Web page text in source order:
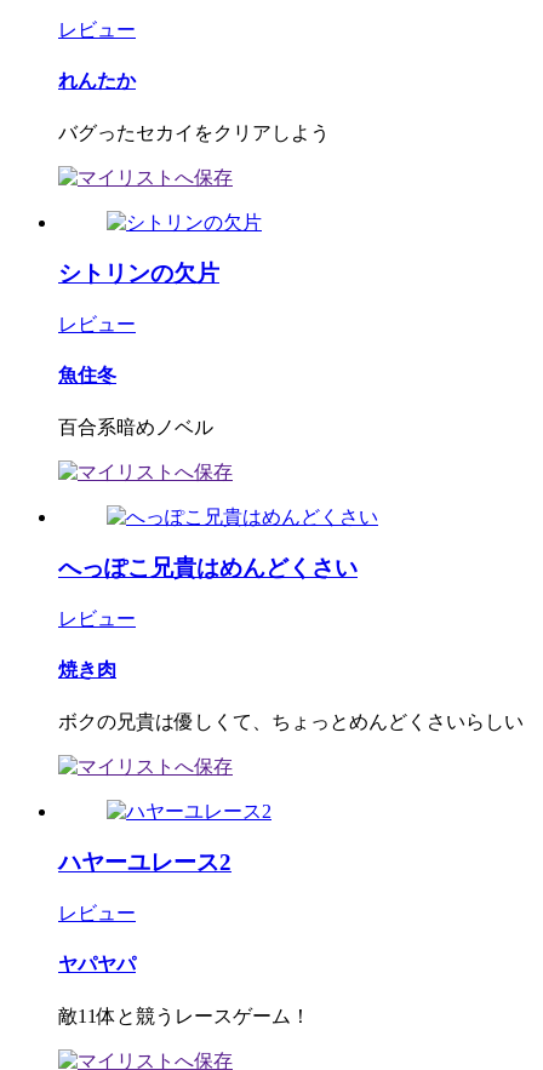
レビュー
れんたか
バグったセカイをクリアしよう
シトリンの欠片
レビュー
魚住冬
百合系暗めノベル
へっぽこ兄貴はめんどくさい
レビュー
焼き肉
ボクの兄貴は優しくて、ちょっとめんどくさいらしい
ハヤーユレース2
レビュー
ヤパヤパ
敵11体と競うレースゲーム！